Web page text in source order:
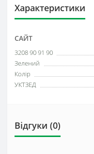
Характеристики
САЙТ
3208 90 91 90
Зелений
Колір
УКТЗЕД
Відгуки (0)